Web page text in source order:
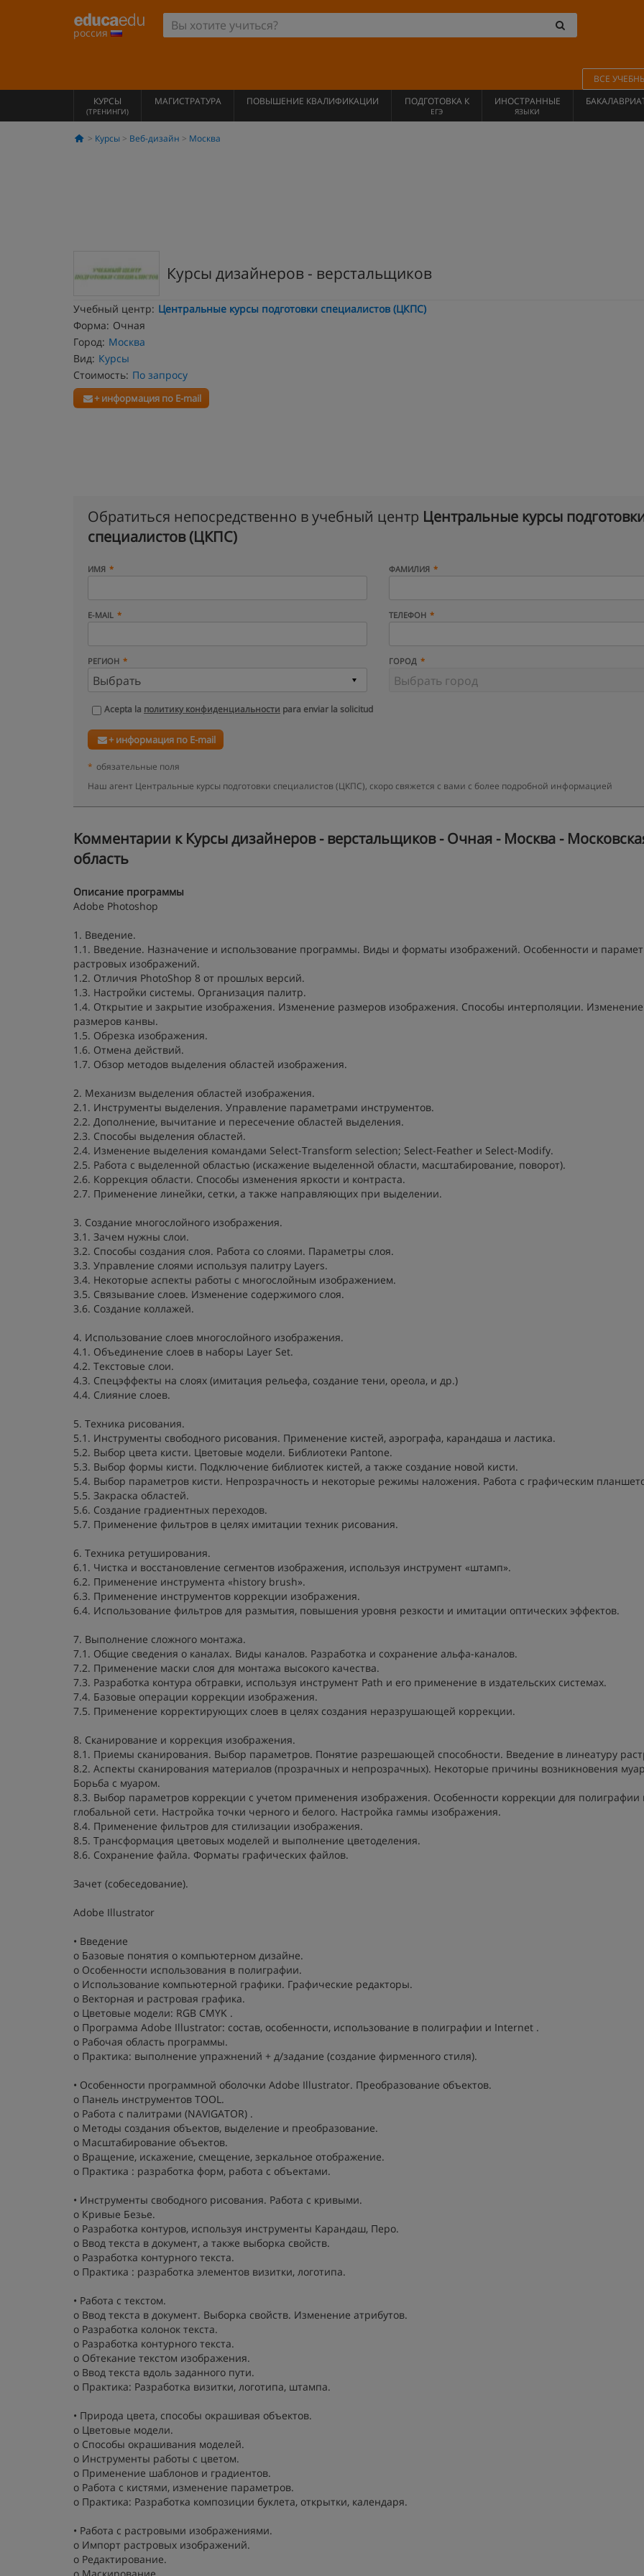
россия
ВСЕ
КУРСЫ
(ТРЕНИНГИ)
МАГИСТРАТУРА ПОВЫШЕНИЕ КВАЛИФИКАЦИИ ПОДГОТОВКА К
ЕГЭ
ИНОСТРАННЫЕ
ЯЗЫКИ
Курсы Веб-дизайн Москва
Курсы дизайнеров - верстальщиков
Учебный центр: Центральные курсы подготовки специалистов (ЦКПС)
Форма: Очная
Город: Москва
Вид: Курсы
Стоимость: По запросу
+ информация по E-mail
Обратиться непосредственно в учебный центр Центральные курсы
специалистов (ЦКПС)
ИМЯ ФАМИЛИЯ
E-MAIL ТЕЛЕФОН
РЕГИОН ГОРОД
Acepta la политику конфиденциальности para enviar la solicitud
+ информация по E-mail
* обязательные поля
Наш агент Центральные курсы подготовки специалистов (ЦКПС), скоро свяжется с вами с более подробной информацией
Kомментарии к Курсы дизайнеров - верстальщиков - Очная - Москва -
область
Описание программы
Adobe Photoshop
1. Введение.
1.1. Введение. Назначение и использование программы. Виды и форматы изображений. Особенности и
растровых изображений.
1.2. Отличия PhotoShop 8 от прошлых версий.
1.3. Настройки системы. Организация палитр.
1.4. Открытие и закрытие изображения. Изменение размеров изображения. Способы интерполяции. Изменение
размеров канвы.
1.5. Обрезка изображения.
1.6. Отмена действий.
1.7. Обзор методов выделения областей изображения.
2. Механизм выделения областей изображения.
2.1. Инструменты выделения. Управление параметрами инструментов.
2.2. Дополнение, вычитание и пересечение областей выделения.
2.3. Способы выделения областей.
2.4. Изменение выделения командами Select-Transform selection; Select-Feather и Select-Modify.
2.5. Работа с выделенной областью (искажение выделенной области, масштабирование, поворот).
2.6. Коррекция области. Способы изменения яркости и контраста.
2.7. Применение линейки, сетки, а также направляющих при выделении.
3. Создание многослойного изображения.
3.1. Зачем нужны слои.
3.2. Способы создания слоя. Работа со слоями. Параметры слоя.
3.3. Управление слоями используя палитру Layers.
3.4. Некоторые аспекты работы с многослойным изображением.
3.5. Связывание слоев. Изменение содержимого слоя.
3.6. Создание коллажей.
4. Использование слоев многослойного изображения.
4.1. Объединение слоев в наборы Layer Set.
4.2. Текстовые слои.
4.3. Спецэффекты на слоях (имитация рельефа, создание тени, ореола, и др.)
4.4. Слияние слоев.
5. Техника рисования.
5.1. Инструменты свободного рисования. Применение кистей, аэрографа, карандаша и ластика.
5.2. Выбор цвета кисти. Цветовые модели. Библиотеки Pantone.
5.3. Выбор формы кисти. Подключение библиотек кистей, а также создание новой кисти.
5.4. Выбор параметров кисти. Непрозрачность и некоторые режимы наложения. Работа с графическим
5.5. Закраска областей.
5.6. Создание градиентных переходов.
5.7. Применение фильтров в целях имитации техник рисования.
6. Техника ретуширования.
6.1. Чистка и восстановление сегментов изображения, используя инструмент «штамп».
6.2. Применение инструмента «history brush».
6.3. Применение инструментов коррекции изображения.
6.4. Использование фильтров для размытия, повышения уровня резкости и имитации оптических эффектов.
7. Выполнение сложного монтажа.
7.1. Общие сведения о каналах. Виды каналов. Разработка и сохранение альфа-каналов.
7.2. Применение маски слоя для монтажа высокого качества.
7.3. Разработка контура обтравки, используя инструмент Path и его применение в издательских системах.
7.4. Базовые операции коррекции изображения.
7.5. Применение корректирующих слоев в целях создания неразрушающей коррекции.
8. Сканирование и коррекция изображения.
8.1. Приемы сканирования. Выбор параметров. Понятие разрешающей способности. Введение в линеатуру
8.2. Аспекты сканирования материалов (прозрачных и непрозрачных). Некоторые причины возникновения
Борьба с муаром.
8.3. Выбор параметров коррекции с учетом применения изображения. Особенности коррекции для полиграфии
глобальной сети. Настройка точки черного и белого. Настройка гаммы изображения.
8.4. Применение фильтров для стилизации изображения.
8.5. Трансформация цветовых моделей и выполнение цветоделения.
8.6. Сохранение файла. Форматы графических файлов.
Зачет (собеседование).
Adobe Illustrator
• Введение
o Базовые понятия о компьютерном дизайне.
o Особенности использования в полиграфии.
o Использование компьютерной графики. Графические редакторы.
o Векторная и растровая графика.
o Цветовые модели: RGB CMYK .
o Программа Adobe Illustrator: состав, особенности, использование в полиграфии и Internet .
o Рабочая область программы.
o Практика: выполнение упражнений + д/задание (создание фирменного стиля).
• Особенности программной оболочки Adobe Illustrator. Преобразование объектов.
o Панель инструментов TOOL.
o Работа с палитрами (NAVIGATOR) .
o Методы создания объектов, выделение и преобразование.
o Масштабирование объектов.
o Вращение, искажение, смещение, зеркальное отображение.
o Практика : разработка форм, работа с объектами.
• Инструменты свободного рисования. Работа с кривыми.
o Кривые Безье.
o Разработка контуров, используя инструменты Карандаш, Перо.
o Ввод текста в документ, а также выборка свойств.
o Разработка контурного текста.
o Практика : разработка элементов визитки, логотипа.
• Работа с текстом.
o Ввод текста в документ. Выборка свойств. Изменение атрибутов.
o Разработка колонок текста.
o Разработка контурного текста.
o Обтекание текстом изображения.
o Ввод текста вдоль заданного пути.
o Практика: Разработка визитки, логотипа, штампа.
• Природа цвета, способы окрашивая объектов.
o Цветовые модели.
o Способы окрашивания моделей.
o Инструменты работы с цветом.
o Применение шаблонов и градиентов.
o Работа с кистями, изменение параметров.
o Практика: Разработка композиции буклета, открытки, календаря.
• Работа с растровыми изображениями.
o Импорт растровых изображений.
o Редактирование.